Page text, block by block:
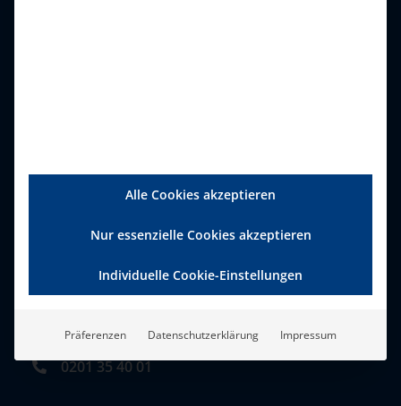
Dienste und Stationäre
Einrichtungen (bad) e.V.
0201 35 40 01
Alle Cookies akzeptieren
Nur essenzielle Cookies akzeptieren
Individuelle Cookie-Einstellungen
Präferenzen Datenschutzerklärung Impressum